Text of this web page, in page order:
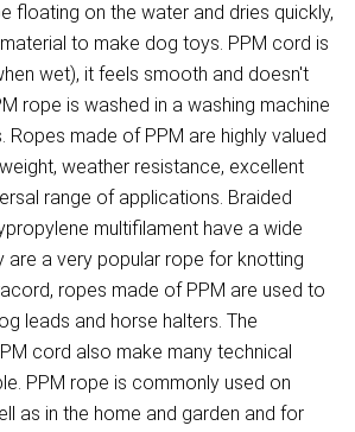
floating on the water and dries quickly,
to make dog toys. PPM cord is
wet), it feels smooth and doesn't
rope is washed in a washing machine
Ropes made of PPM are highly valued
weather resistance, excellent
range of applications. Braided
multifilament have a wide
are a very popular rope for knotting
ropes made of PPM are used to
leads and horse halters. The
cord also make many technical
PPM rope is commonly used on
as in the home and garden and for